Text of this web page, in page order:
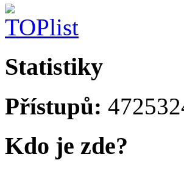
Statistiky
Přístupů:
Kdo je zde?